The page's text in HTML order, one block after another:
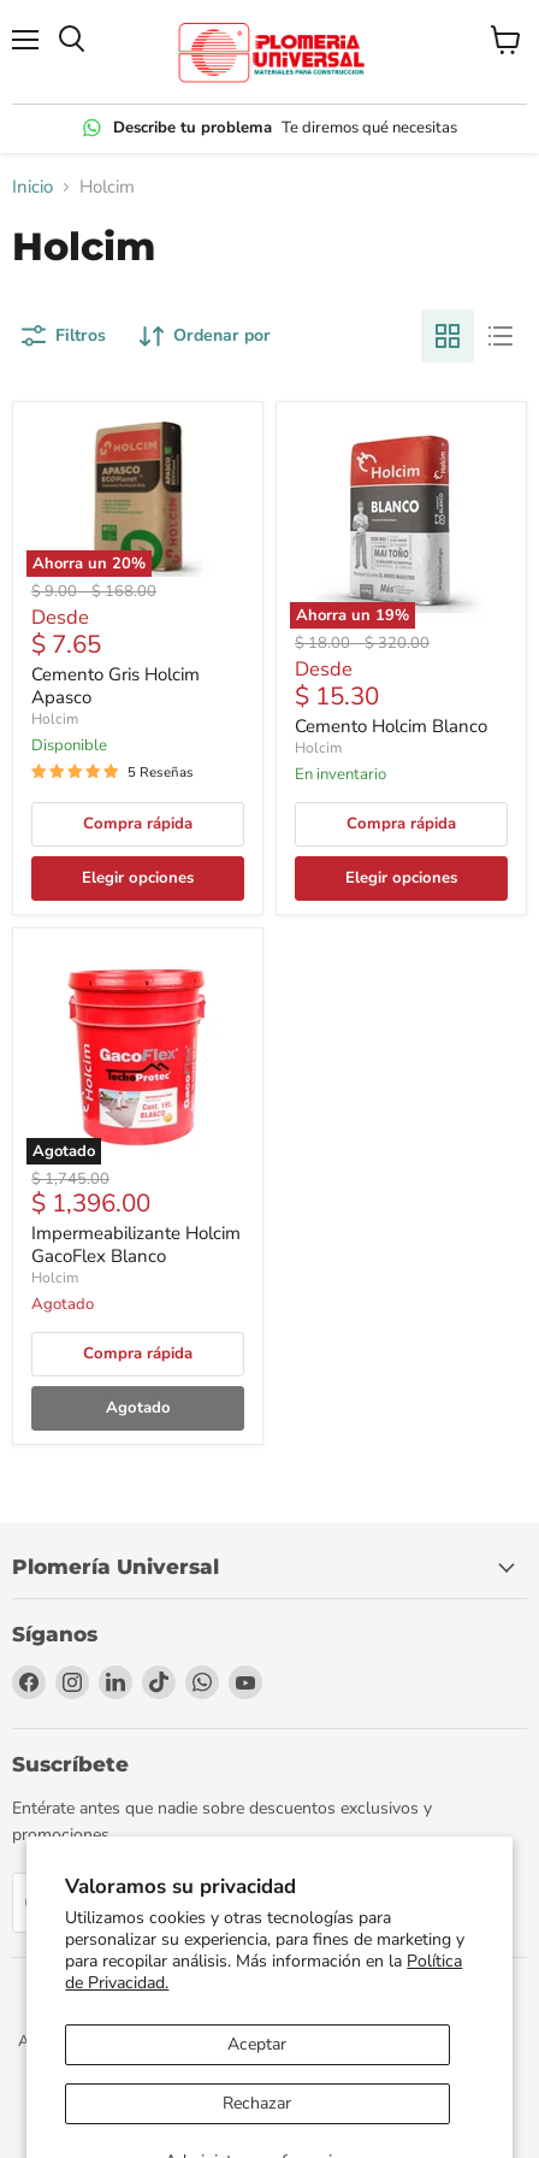
Valoramos su privacidad
Utilizamos cookies y otras tecnologías para
personalizar su experiencia, para fines de marketing y
para recopilar análisis. Más información en la Política
de Privacidad.
Aceptar
Rechazar
Describe tu problema Te diremos qué necesitas
Ver
Inicio Holcim
Holcim
Filtros Ordenar por
Ahorra un 20%
Precio
original
$ 9.00-Precio
$ 168.00
Desde
$ 7.65
Cemento Gris Holcim
Apasco
Holcim
Disponible
5 Reseñas
Compra rápida
Elegir opciones
Ahorra un 19%
Precio
original
$ 18.00-Precio
$ 320.00
Desde
$ 15.30
Cemento Holcim Blanco
Holcim
En inventario
Compra rápida
Elegir opciones
Agotado
Precio
original
$ 1,745.00
Precio
actual
$ 1,396.00
Impermeabilizante Holcim
GacoFlex Blanco
Holcim
Agotado
Compra rápida
Agotado
Plomería Universal
Síganos
Encuéntrenos
Facebook
Encuéntrenos
Instagram
Encuéntrenos
LinkedIn
Encuéntrenos
TikTok
Encuéntrenos
WhatsApp
Encuéntrenos
YouTube
Suscríbete
Entérate antes que nadie sobre descuentos exclusivos y
promociones.
Correo electrónico
Aviso de Privacidad Términos y Condiciones
Facturación Electrónica
Preguntas Frecuentes
Términos del servicio
Política de reembolso
Propiedad artística © 2026 PLOMERIA UNIVERSAL.